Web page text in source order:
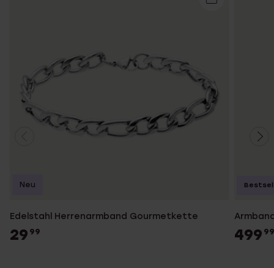
Edelstahl Herrenarmband Gourmetkette
29 99
Neu
499 99